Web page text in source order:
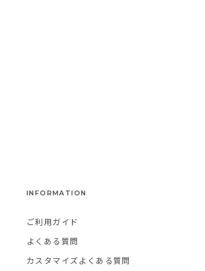
INFORMATION
ご利用ガイド
よくある質問
カスタマイズよくある質問